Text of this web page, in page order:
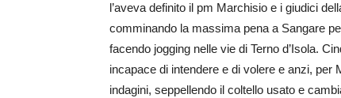
l’aveva definito il pm Marchisio e i giudici
comminando la massima pena a Sangare
facendo jogging nelle vie di Terno d’Isola.
incapace di intendere e di volere e anzi, per
indagini, seppellendo il coltello usato e